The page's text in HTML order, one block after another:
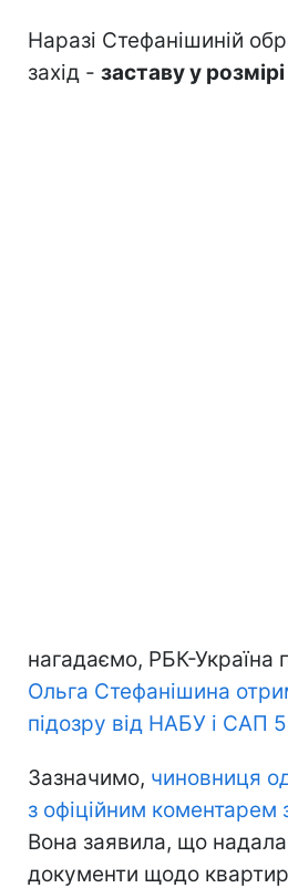
Наразі Стефанішиній
захід - заставу у
нагадаємо, РБК-Україна
Ольга Стефанішина
підозру від НАБУ і САП
Зазначимо, чиновниця
з офіційним коментарем
Вона заявила, що
документи щодо